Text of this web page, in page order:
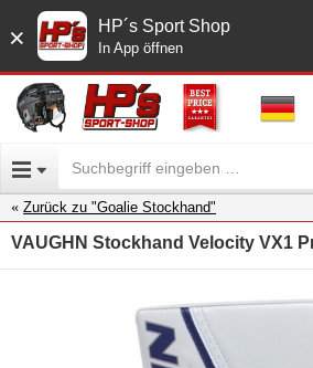
× HP´s Sport Shop
In App öffnen
Zurück zu "Goalie Stockhand"
VAUGHN Stockhand Velocity VX1